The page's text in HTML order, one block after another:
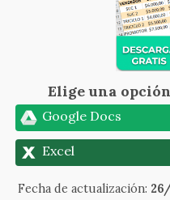
Elige una
Google Docs
Excel
Fecha de actualización: